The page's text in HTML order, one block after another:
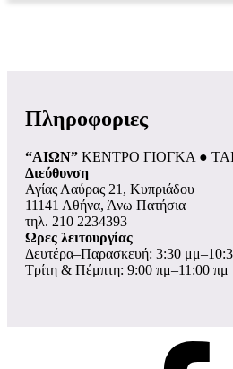
Πληροφοριες
“ΑΙΩΝ” ΚΕΝΤΡΟ ΓΙΟΓΚΑ ●
Διεύθυνση
Αγίας Λαύρας 21, Κυπριάδου
11141 Αθήνα, Άνω Πατήσια
τηλ. 210 2234393
Ωρες λειτουργίας
Δευτέρα–Παρασκευή: 3:30
Τρίτη & Πέμπτη: 9:00 πμ–11:00 πμ